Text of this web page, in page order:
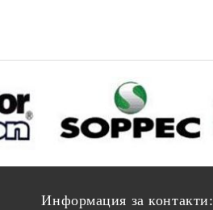
Информация за контакти: